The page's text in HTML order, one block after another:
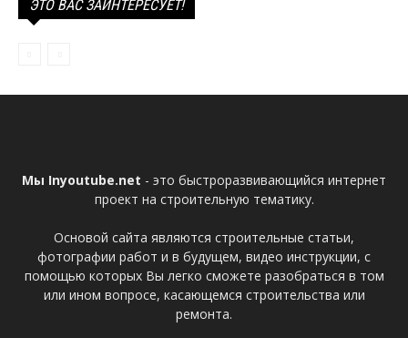
ЭТО ВАС ЗАИНТЕРЕСУЕТ!
Мы Inyoutube.net - это быстроразвивающийся интернет
проект на строительную тематику.
Основой сайта являются строительные статьи,
фотографии работ и в будущем, видео инструкции, с
помощью которых Вы легко сможете разобраться в том
или ином вопросе, касающемся строительства или
ремонта.